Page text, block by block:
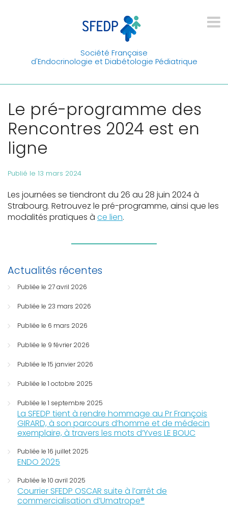
Société Française
d'Endocrinologie et Diabétologie Pédiatrique
Le pré-programme des
Rencontres 2024 est en
ligne
Publié le 13 mars 2024
Les journées se tiendront du 26 au 28 juin 2024 à
Strabourg. Retrouvez le pré-programme, ainsi que les
modalités pratiques à ce lien.
Actualités récentes
Publiée le 27 avril 2026
Publiée le 23 mars 2026
Publiée le 6 mars 2026
Publiée le 9 février 2026
Publiée le 15 janvier 2026
Publiée le 1 octobre 2025
Publiée le 1 septembre 2025
La SFEDP tient à rendre hommage au Pr François
GIRARD, à son parcours d’homme et de médecin
exemplaire, à travers les mots d’Yves LE BOUC
Publiée le 16 juillet 2025
ENDO 2025
Publiée le 10 avril 2025
Courrier SFEDP OSCAR suite à l’arrêt de
commercialisation d’Umatrope®